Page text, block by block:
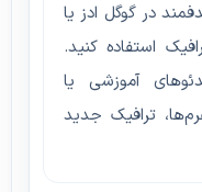
در گوگل ادز یا
استفاده کنید.
آموزشی یا
ترافیک جدید